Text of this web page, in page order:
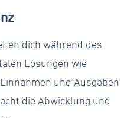
dich während des
Lösungen wie
und Ausgaben
die Abwicklung und